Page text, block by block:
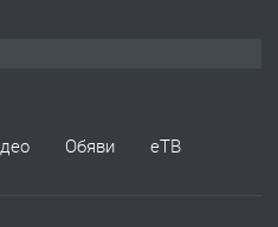
Обяви
еТВ